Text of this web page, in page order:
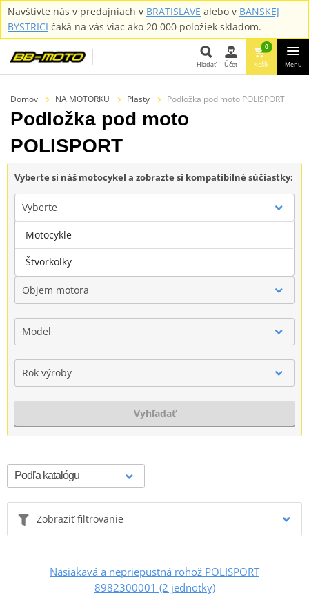
Navštívte nás v predajniach v BRATISLAVE alebo v BANSKEJ
BYSTRICI čaká na vás viac ako 20 000 položiek skladom.
Hľadať
Hľadať Účet
0
Košík Menu
Domov NA MOTORKU Plasty Podložka pod moto POLISPORT
Podložka pod moto
POLISPORT
Vyberte si náš motocykel a zobrazte si kompatibilné súčiastky:
Vyberte
Značka
Objem motora
Model
Rok výroby
Vyhľadať
Zobraziť filtrovanie
Nasiakavá a nepriepustná rohož POLISPORT
8982300001 (2 jednotky)
Motocykle
Štvorkolky